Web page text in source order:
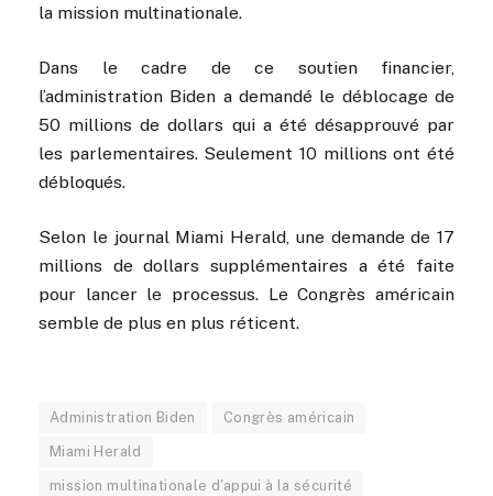
la mission multinationale.
Dans le cadre de ce soutien financier,
l’administration Biden a demandé le déblocage de
50 millions de dollars qui a été désapprouvé par
les parlementaires. Seulement 10 millions ont été
débloqués.
Selon le journal Miami Herald, une demande de 17
millions de dollars supplémentaires a été faite
pour lancer le processus. Le Congrès américain
semble de plus en plus réticent.
Administration Biden Congrès américain
Miami Herald
mission multinationale d'appui à la sécurité